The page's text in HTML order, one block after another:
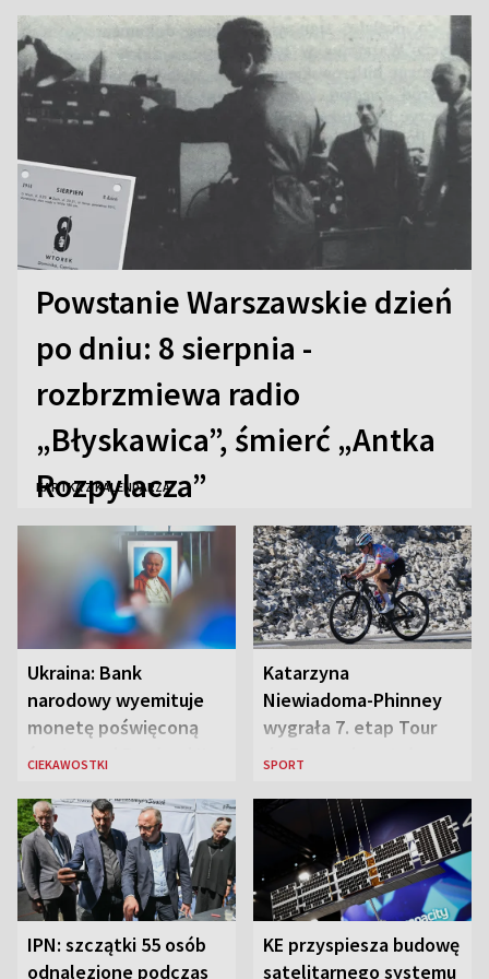
Powstanie Warszawskie dzień
po dniu: 8 sierpnia -
rozbrzmiewa radio
„Błyskawica”, śmierć „Antka
Rozpylacza”
KARTKA Z KALENDARZA
Ukraina: Bank
narodowy wyemituje
monetę poświęconą
św. Janowi Pawłowi II
CIEKAWOSTKI
Katarzyna
Niewiadoma-Phinney
wygrała 7. etap Tour
de France i została
SPORT
IPN: szczątki 55 osób
odnalezione podczas
KE przyspiesza budowę
satelitarnego systemu